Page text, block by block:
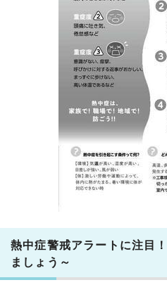
熱中症警戒アラートに注目
ましょう～